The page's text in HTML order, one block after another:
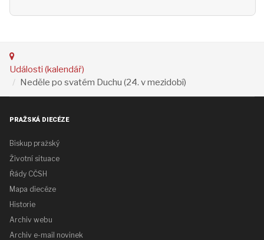
Události (kalendář)
Neděle po svatém Duchu (24. v mezidobí)
PRAŽSKÁ DIECÉZE
Biskup pražský
Životní situace
Řády CČSH
Mapa diecéze
Historie
Archiv webu
Archiv e-mail novinek